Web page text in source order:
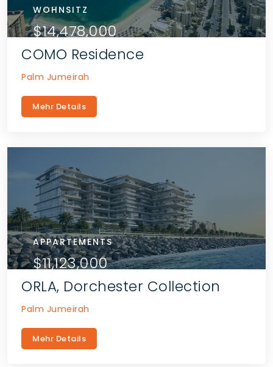
WOHNSITZ
$14,478,000
COMO Residence
Palm Jumeirah
Mehr Details
APPARTEMENTS
$11,123,000
ORLA, Dorchester Collection
Palm Jumeirah
Mehr Details